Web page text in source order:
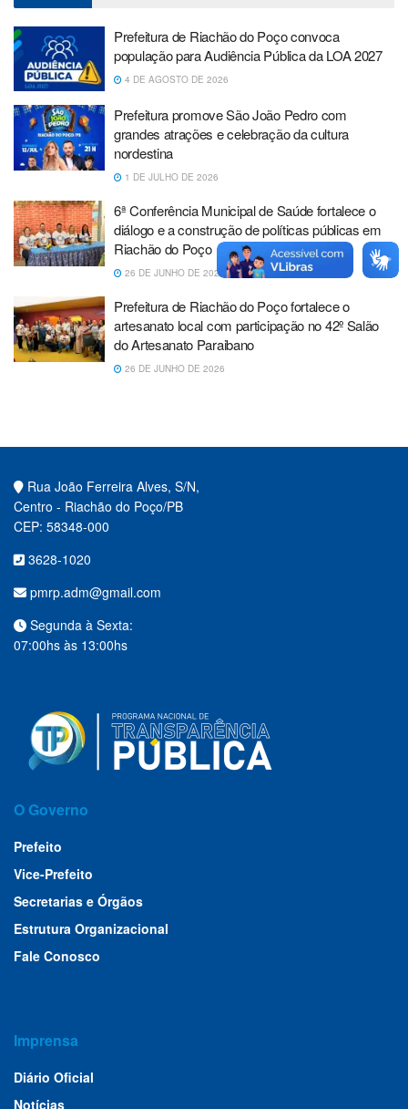
Prefeitura de Riachão do Poço convoca
população para Audiência Pública da LOA 2027
4 DE AGOSTO DE 2026
Prefeitura promove São João Pedro com
grandes atrações e celebração da cultura
nordestina
1 DE JULHO DE 2026
6ª Conferência Municipal de Saúde fortalece o
diálogo e a construção de políticas públicas em
Riachão do Poço
26 DE JUNHO DE 2026
Prefeitura de Riachão do Poço fortalece o
artesanato local com participação no 42º Salão
do Artesanato Paraibano
26 DE JUNHO DE 2026
Rua João Ferreira Alves, S/N,
Centro - Riachão do Poço/PB
CEP: 58348-000
3628-1020
pmrp.adm@gmail.com
Segunda à Sexta:
07:00hs às 13:00hs
O Governo
Prefeito
Vice-Prefeito
Secretarias e Órgãos
Estrutura Organizacional
Fale Conosco
Imprensa
Diário Oficial
Notícias